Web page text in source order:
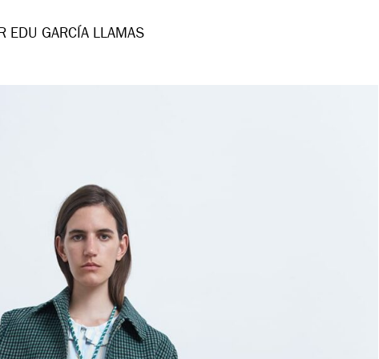
EDU GARCÍA LLAMAS